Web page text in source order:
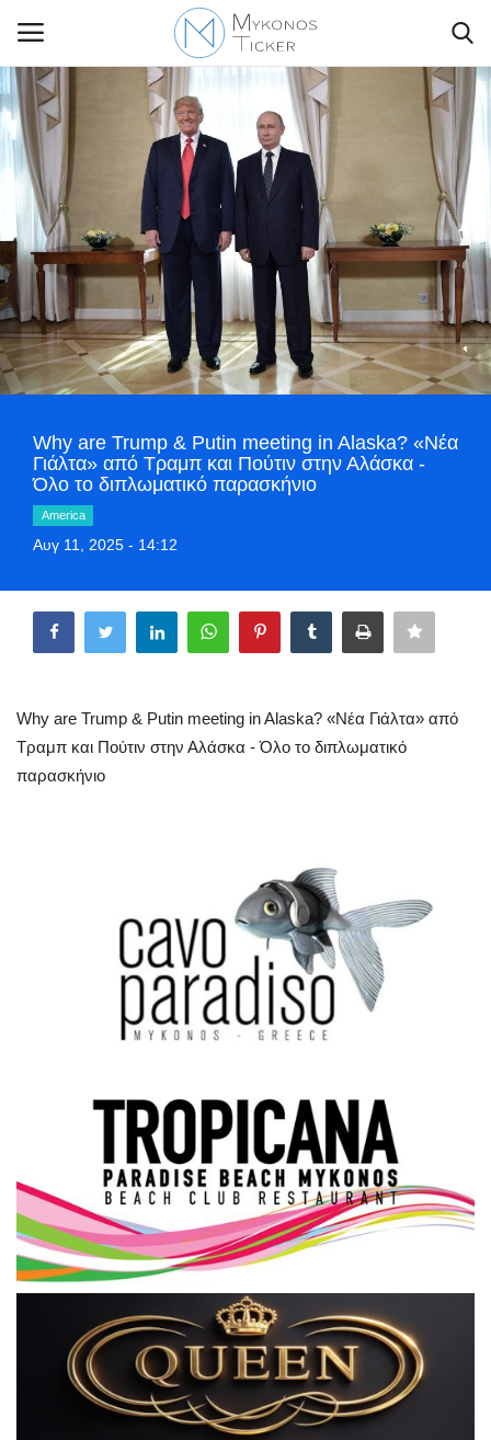
Contact Us
Politique
Business
Travel
World
Greece
Style Adorés
Arts & Culture
Sport
Science & Tech
Σεβασμιώτατος Δωρόθεος Β’
Cost Of Living Crisis
Opinion + Analysis
L’Art des Sens
Local Elections 2023
Why are Trump & Putin meeting in Alaska? «Νέα
Γιάλτα» από Τραμπ και Πούτιν στην Αλάσκα -
Όλο το διπλωματικό παρασκήνιο
America
Αυγ 11, 2025 - 14:12
Why are Trump & Putin meeting in Alaska? «Νέα Γιάλτα» από
Τραμπ και Πούτιν στην Αλάσκα - Όλο το διπλωματικό
παρασκήνιο